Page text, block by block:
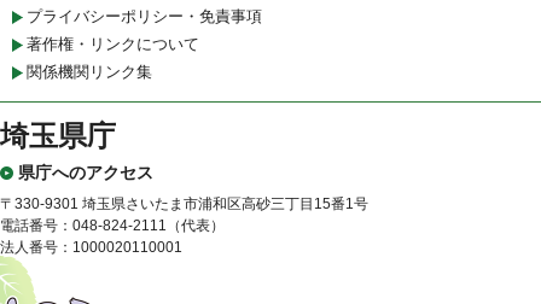
プライバシーポリシー・免責事項
著作権・リンクについて
関係機関リンク集
埼玉県庁
県庁へのアクセス
〒330-9301 埼玉県さいたま市浦和区高砂三丁目15番1号
電話番号：048-824-2111（代表）
法人番号：1000020110001